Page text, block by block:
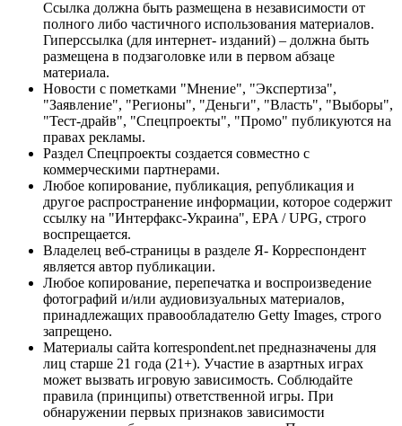
Ссылка должна быть размещена в независимости от
полного либо частичного использования материалов.
Гиперссылка (для интернет- изданий) – должна быть
размещена в подзаголовке или в первом абзаце
материала.
Новости с пометками "Мнение", "Экспертиза",
"Заявление", "Регионы", "Деньги", "Власть", "Выборы",
"Тест-драйв", "Спецпроекты", "Промо" публикуются на
правах рекламы.
Раздел Спецпроекты создается совместно с
коммерческими партнерами.
Любое копирование, публикация, републикация и
другое распространение информации, которое содержит
ссылку на "Интерфакс-Украина", EPA / UPG, строго
воспрещается.
Владелец веб-страницы в разделе Я- Корреспондент
является автор публикации.
Любое копирование, перепечатка и воспроизведение
фотографий и/или аудиовизуальных материалов,
принадлежащих правообладателю Getty Images, строго
запрещено.
Материалы сайта korrespondent.net предназначены для
лиц старше 21 года (21+). Участие в азартных играх
может вызвать игровую зависимость. Соблюдайте
правила (принципы) ответственной игры. При
обнаружении первых признаков зависимости